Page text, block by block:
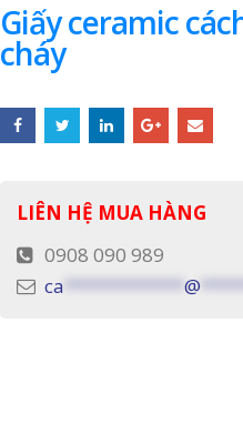
Giấy ceramic
cháy
LIÊN HỆ MUA HÀNG
0908 090 989
ca ************@